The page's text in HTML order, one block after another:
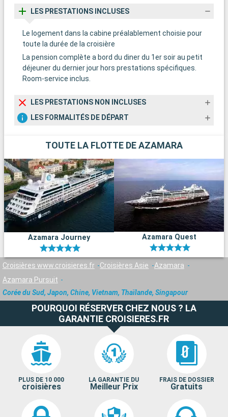
LES PRESTATIONS INCLUSES
Le logement dans la cabine préalablement choisie pour
toute la durée de la croisière
La pension complète a bord du diner du 1er soir au petit
déjeuner du dernier jour hors prestations spécifiques.
Room-service inclus.
LES PRESTATIONS NON INCLUSES
LES FORMALITÉS DE DÉPART
TOUTE LA FLOTTE DE AZAMARA
Azamara Journey Azamara Quest
Croisières www.croisieres.fr Croisières Asie
Azamara
Azamara Pursuit
Corée du Sud, Japon, Chine, Vietnam, Thaïlande, Singapour
POURQUOI RÉSERVER CHEZ NOUS ? LA
GARANTIE CROISIERES.FR
PLUS DE 10 000
croisières
LA GARANTIE DU
Meilleur Prix
FRAIS DE DOSSIER
Gratuits